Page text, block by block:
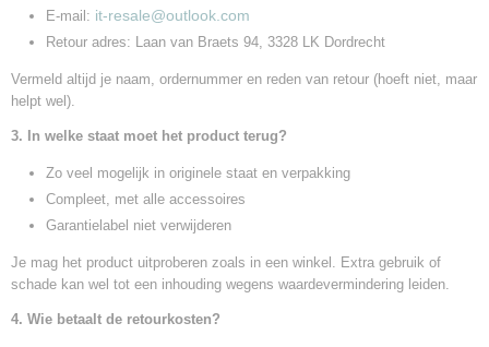
E‑mail: it-resale@outlook.com
Retour adres: Laan van Braets 94, 3328 LK Dordrecht
Vermeld altijd je naam, ordernummer en reden van retour (hoeft niet, maar
helpt wel).
3. In welke staat moet het product terug?
Zo veel mogelijk in originele staat en verpakking
Compleet, met alle accessoires
Garantielabel niet verwijderen
Je mag het product uitproberen zoals in een winkel. Extra gebruik of
schade kan wel tot een inhouding wegens waardevermindering leiden.
4. Wie betaalt de retourkosten?